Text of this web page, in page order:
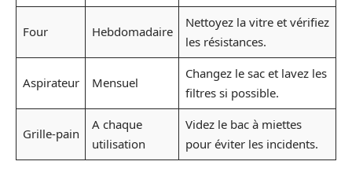
Four Hebdomadaire
Nettoyez la vitre et vérifiez
les résistances.
Aspirateur Mensuel
Changez le sac et lavez les
filtres si possible.
Grille-pain
A chaque
utilisation
Videz le bac à miettes
pour éviter les incidents.